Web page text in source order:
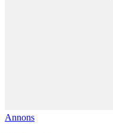
Annons